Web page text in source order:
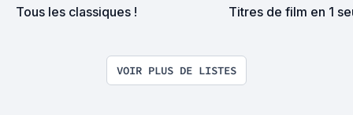
Tous les classiques ! Titres de film en 1
VOIR PLUS DE LISTES